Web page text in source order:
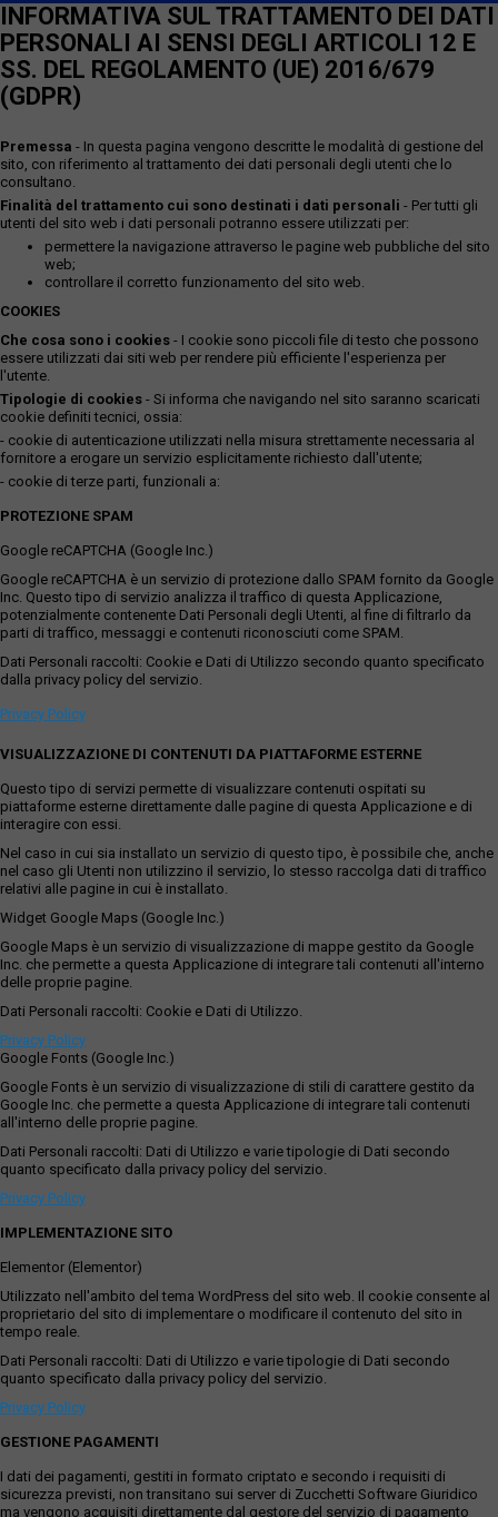
INFORMATIVA SUL TRATTAMENTO DEI DATI
PERSONALI AI SENSI DEGLI ARTICOLI 12 E
SS. DEL REGOLAMENTO (UE) 2016/679
(GDPR)
Premessa - In questa pagina vengono descritte le modalità di gestione del
sito, con riferimento al trattamento dei dati personali degli utenti che lo
consultano.
Finalità del trattamento cui sono destinati i dati personali - Per tutti gli
utenti del sito web i dati personali potranno essere utilizzati per:
permettere la navigazione attraverso le pagine web pubbliche del sito
web;
controllare il corretto funzionamento del sito web.
COOKIES
Che cosa sono i cookies - I cookie sono piccoli file di testo che possono
essere utilizzati dai siti web per rendere più efficiente l'esperienza per
l'utente.
Tipologie di cookies - Si informa che navigando nel sito saranno scaricati
cookie definiti tecnici, ossia:
- cookie di autenticazione utilizzati nella misura strettamente necessaria al
fornitore a erogare un servizio esplicitamente richiesto dall'utente;
- cookie di terze parti, funzionali a:
PROTEZIONE SPAM
Google reCAPTCHA (Google Inc.)
Google reCAPTCHA è un servizio di protezione dallo SPAM fornito da Google
Inc. Questo tipo di servizio analizza il traffico di questa Applicazione,
potenzialmente contenente Dati Personali degli Utenti, al fine di filtrarlo da
parti di traffico, messaggi e contenuti riconosciuti come SPAM.
Dati Personali raccolti: Cookie e Dati di Utilizzo secondo quanto specificato
dalla privacy policy del servizio.
Privacy Policy
VISUALIZZAZIONE DI CONTENUTI DA PIATTAFORME ESTERNE
Questo tipo di servizi permette di visualizzare contenuti ospitati su
piattaforme esterne direttamente dalle pagine di questa Applicazione e di
interagire con essi.
Nel caso in cui sia installato un servizio di questo tipo, è possibile che, anche
nel caso gli Utenti non utilizzino il servizio, lo stesso raccolga dati di traffico
relativi alle pagine in cui è installato.
Widget Google Maps (Google Inc.)
Google Maps è un servizio di visualizzazione di mappe gestito da Google
Inc. che permette a questa Applicazione di integrare tali contenuti all'interno
delle proprie pagine.
Dati Personali raccolti: Cookie e Dati di Utilizzo.
Privacy Policy
Google Fonts (Google Inc.)
Google Fonts è un servizio di visualizzazione di stili di carattere gestito da
Google Inc. che permette a questa Applicazione di integrare tali contenuti
all'interno delle proprie pagine.
Dati Personali raccolti: Dati di Utilizzo e varie tipologie di Dati secondo
quanto specificato dalla privacy policy del servizio.
Privacy Policy
IMPLEMENTAZIONE SITO
Elementor (Elementor)
Utilizzato nell'ambito del tema WordPress del sito web. Il cookie consente al
proprietario del sito di implementare o modificare il contenuto del sito in
tempo reale.
Dati Personali raccolti: Dati di Utilizzo e varie tipologie di Dati secondo
quanto specificato dalla privacy policy del servizio.
Privacy Policy
GESTIONE PAGAMENTI
I dati dei pagamenti, gestiti in formato criptato e secondo i requisiti di
sicurezza previsti, non transitano sui server di Zucchetti Software Giuridico
ma vengono acquisiti direttamente dal gestore del servizio di pagamento